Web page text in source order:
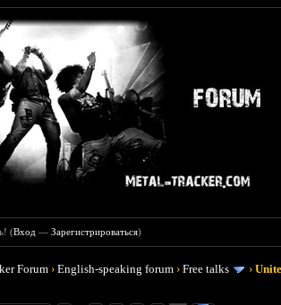
(Вход —Зарегистрироваться)
Forum ›English-speaking forum ›Free talks ›